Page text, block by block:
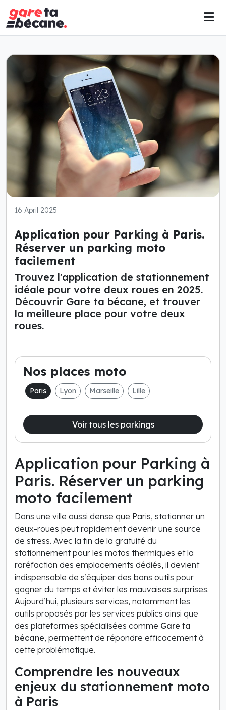
16 April 2025
Application pour Parking à Paris.
Réserver un parking moto
facilement
Trouvez l'application de stationnement
idéale pour votre deux roues en 2025.
Découvrir Gare ta bécane, et trouver
la meilleure place pour votre deux
roues.
Nos places moto
Paris Lyon Marseille Lille
Voir tous les parkings
Application pour Parking à
Paris. Réserver un parking
moto facilement
Dans une ville aussi dense que Paris, stationner un
deux-roues peut rapidement devenir une source
de stress. Avec la fin de la gratuité du
stationnement pour les motos thermiques et la
raréfaction des emplacements dédiés, il devient
indispensable de s’équiper des bons outils pour
gagner du temps et éviter les mauvaises surprises.
Aujourd’hui, plusieurs services, notamment les
outils proposés par les services publics ainsi que
des plateformes spécialisées comme Gare ta
bécane, permettent de répondre efficacement à
cette problématique.
Comprendre les nouveaux
enjeux du stationnement moto
à Paris